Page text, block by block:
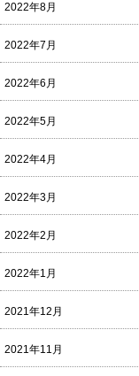
2022年8月
2022年7月
2022年6月
2022年5月
2022年4月
2022年3月
2022年2月
2022年1月
2021年12月
2021年11月